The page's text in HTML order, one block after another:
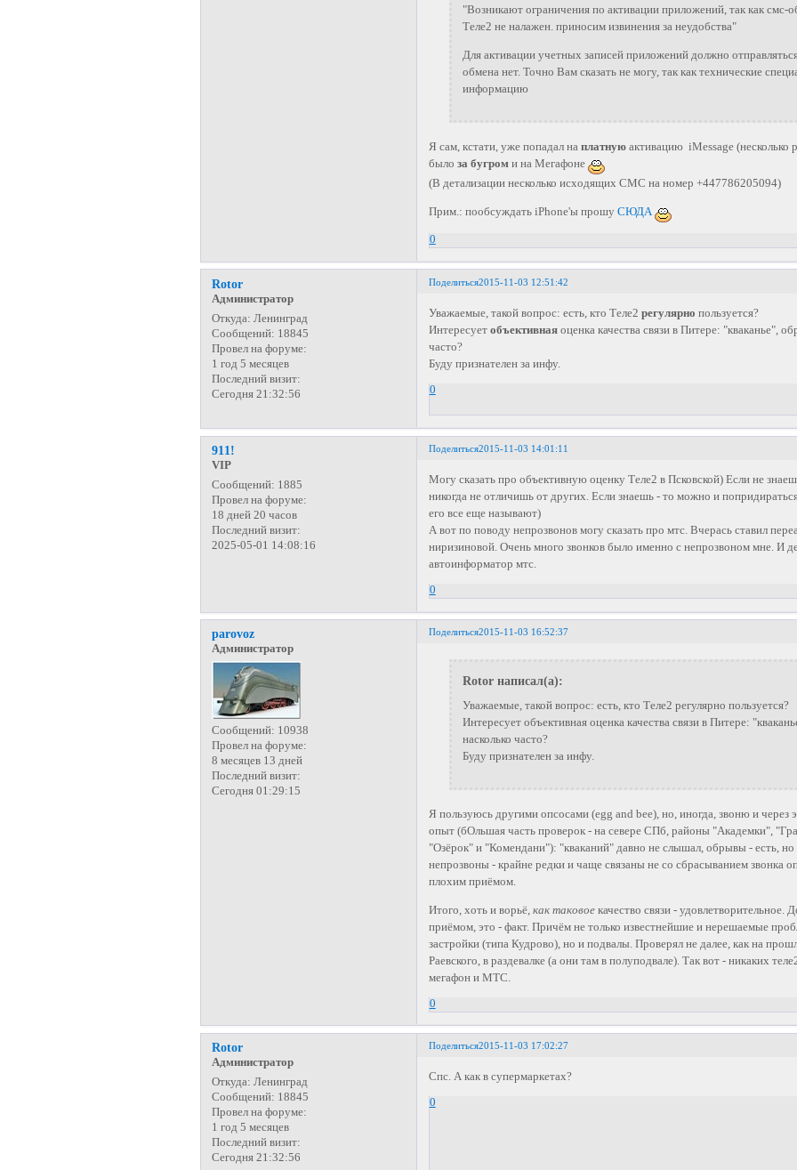
"Возникают ограничения по активации приложений, так как
Теле2 не налажен. приносим извинения за неудобства"
Для активации учетных записей приложений должно
обмена нет. Точно Вам сказать не могу, так как технические
информацию
Я сам, кстати, уже попадал на платнуюактивацию iMessage (несколько
было за бугроми на Мегафоне
(В детализации несколько исходящих СМС на номер +447786205094)
Прим.: пообсуждать iPhone'ы прошу СЮДА
0
Поделиться2015-11-03 12:51:42
Rotor
Администратор
Откуда: Ленинград
Сообщений: 18845
Провел на форуме:
1 год 5 месяцев
Последний визит:
Сегодня 21:32:56
Уважаемые, такой вопрос: есть, кто Теле2 регулярно пользуется?
Интересует объективнаяоценка качества связи в Питере: "кваканье",
часто?
Буду признателен за инфу.
0
Поделиться2015-11-03 14:01:11
911!
VIP
Сообщений: 1885
Провел на форуме:
18 дней 20 часов
Последний визит:
2025-05-01 14:08:16
Могу сказать про объективную оценку Теле2 в Псковской) Если не
никогда не отличишь от других. Если знаешь - то можно и
его все еще называют)
А вот по поводу непрозвонов могу сказать про мтс. Вчерась ставил
ниризиновой. Очень много звонков было именно с непрозвоном мне. И
автоинформатор мтс.
0
Поделиться2015-11-03 16:52:37
parovoz
Администратор
Сообщений: 10938
Провел на форуме:
8 месяцев 13 дней
Последний визит:
Сегодня 01:29:15
Rotor написал(а):
Уважаемые, такой вопрос: есть, кто Теле2 регулярно пользуется?
Интересует объективная оценка качества связи в Питере:
насколько часто?
Буду признателен за инфу.
Я пользуюсь другими опсосами (egg and bee), но, иногда, звоню и через
опыт (бОльшая часть проверок - на севере СПб, районы "Академки",
"Озёрок" и "Комендани"): "кваканий" давно не слышал, обрывы - есть, но
непрозвоны - крайне редки и чаще связаны не со сбрасыванием звонка
плохим приёмом.
Итого, хоть и ворьё, как таковоекачество связи - удовлетворительное.
приёмом, это - факт. Причём не только известнейшие и нерешаемые
застройки (типа Кудрово), но и подвалы. Проверял не далее, как на
Раевского, в раздевалке (а они там в полуподвале). Так вот - никаких
мегафон и МТС.
0
Поделиться2015-11-03 17:02:27
Rotor
Администратор
Откуда: Ленинград
Сообщений: 18845
Провел на форуме:
1 год 5 месяцев
Последний визит:
Сегодня 21:32:56
Спс. А как в супермаркетах?
0